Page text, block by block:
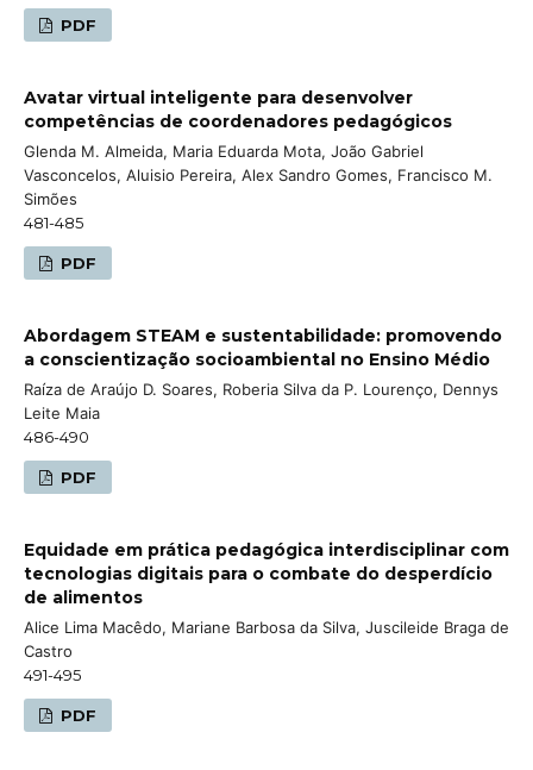
PDF
Avatar virtual inteligente para desenvolver
competências de coordenadores pedagógicos
Glenda M. Almeida, Maria Eduarda Mota, João Gabriel
Vasconcelos, Aluisio Pereira, Alex Sandro Gomes, Francisco M.
Simões
481-485
PDF
Abordagem STEAM e sustentabilidade: promovendo
a conscientização socioambiental no Ensino Médio
Raíza de Araújo D. Soares, Roberia Silva da P. Lourenço, Dennys
Leite Maia
486-490
PDF
Equidade em prática pedagógica interdisciplinar com
tecnologias digitais para o combate do desperdício
de alimentos
Alice Lima Macêdo, Mariane Barbosa da Silva, Juscileide Braga de
Castro
491-495
PDF